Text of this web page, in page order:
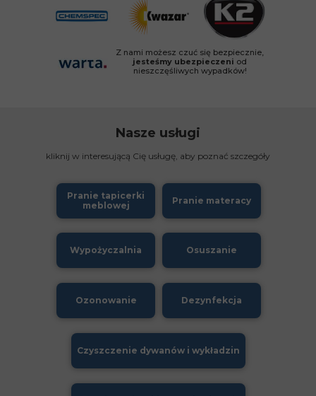
Z nami możesz czuć się bezpiecznie,
jesteśmy ubezpieczeni od
nieszczęśliwych wypadków!
Nasze usługi
Osuszanie
Dezynfekcja
Ozonowanie
Czyszczenie dywanów i wykładzin
Pranie materacy
Pranie tapicerki
meblowej
Wypożyczalnia
kliknij w interesującą Cię usługę, aby poznać szczegóły